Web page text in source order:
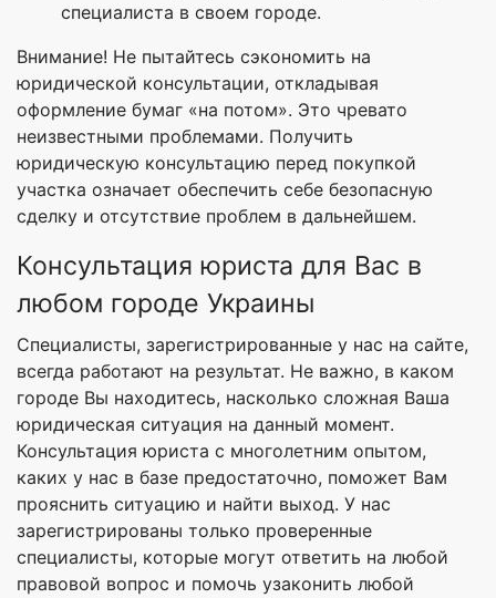
специалиста в своем городе.
Внимание! Не пытайтесь сэкономить на
юридической консультации, откладывая
оформление бумаг «на потом». Это чревато
неизвестными проблемами. Получить
юридическую консультацию перед покупкой
участка означает обеспечить себе безопасную
сделку и отсутствие проблем в дальнейшем.
Консультация юриста для Вас в
любом городе Украины
Специалисты, зарегистрированные у нас на сайте,
всегда работают на результат. Не важно, в каком
городе Вы находитесь, насколько сложная Ваша
юридическая ситуация на данный момент.
Консультация юриста с многолетним опытом,
каких у нас в базе предостаточно, поможет Вам
прояснить ситуацию и найти выход. У нас
зарегистрированы только проверенные
специалисты, которые могут ответить на любой
правовой вопрос и помочь узаконить любой